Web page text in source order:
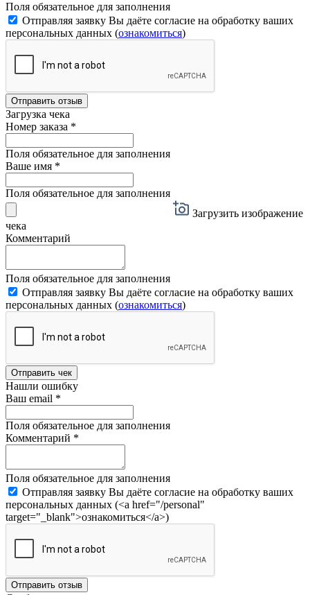
Поля обязательное для заполнения
Отправляя заявку Вы даёте согласие на обработку ваших
персональных данных (ознакомиться)
Отправить отзыв
Загрузка чека
Номер заказа *
Поля обязательное для заполнения
Ваше имя *
Поля обязательное для заполнения
Загрузить изображение
чека
Комментарий
Поля обязательное для заполнения
Отправляя заявку Вы даёте согласие на обработку ваших
персональных данных (ознакомиться)
Отправить чек
Нашли ошибку
Ваш email *
Поля обязательное для заполнения
Комментарий *
Поля обязательное для заполнения
Отправляя заявку Вы даёте согласие на обработку ваших
персональных данных (<a href="/personal"
target="_blank">ознакомиться</a>)
Отправить отзыв